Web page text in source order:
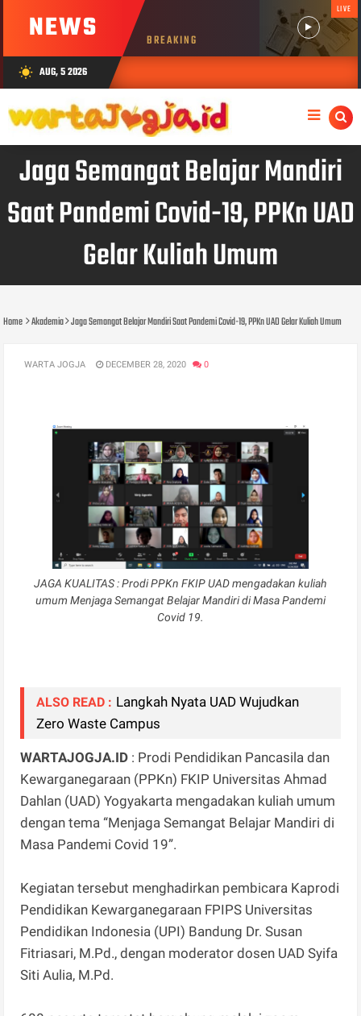
NEWS BREAKING
LIVE
wb_sunny AUG, 5 2026
Jaga Semangat Belajar Mandiri
Saat Pandemi Covid-19, PPKn UAD
Gelar Kuliah Umum
Home Akademia Jaga Semangat Belajar Mandiri Saat Pandemi Covid-19, PPKn UAD Gelar Kuliah Umum
WARTA JOGJA DECEMBER 28, 2020 0
JAGA KUALITAS : Prodi PPKn FKIP UAD mengadakan kuliah
umum Menjaga Semangat Belajar Mandiri di Masa Pandemi
Covid 19.
ALSO READ : Langkah Nyata UAD Wujudkan
Zero Waste Campus
WARTAJOGJA.ID : Prodi Pendidikan Pancasila dan
Kewarganegaraan (PPKn) FKIP Universitas Ahmad
Dahlan (UAD) Yogyakarta mengadakan kuliah umum
dengan tema “Menjaga Semangat Belajar Mandiri di
Masa Pandemi Covid 19”.
Kegiatan tersebut menghadirkan pembicara Kaprodi
Pendidikan Kewarganegaraan FPIPS Universitas
Pendidikan Indonesia (UPI) Bandung Dr. Susan
Fitriasari, M.Pd., dengan moderator dosen UAD Syifa
Siti Aulia, M.Pd.